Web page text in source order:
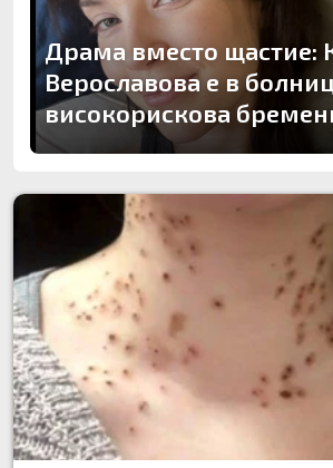
Драма вместо щастие:
Верославова е в
високорискова